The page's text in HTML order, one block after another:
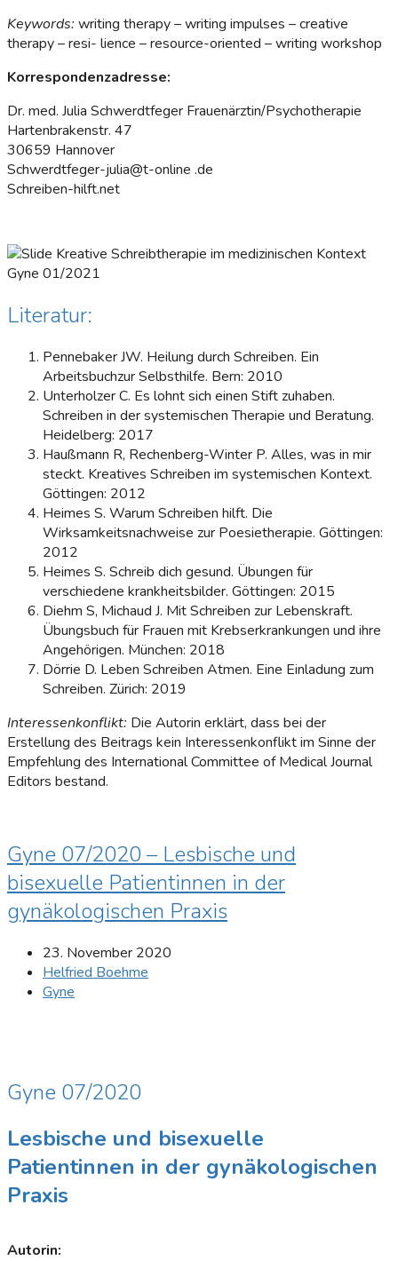
Keywords: writing therapy – writing impulses – creative
therapy – resi- lience – resource-oriented – writing workshop
Korrespondenzadresse:
Dr. med. Julia Schwerdtfeger Frauenärztin/Psychotherapie
Hartenbrakenstr. 47
30659 Hannover
Schwerdtfeger-julia@t-online .de
Schreiben-hilft.net
Kreative Schreibtherapie im medizinischen Kontext
Gyne 01/2021
Literatur:
Pennebaker JW. Heilung durch Schreiben. Ein
Arbeitsbuchzur Selbsthilfe. Bern: 2010
Unterholzer C. Es lohnt sich einen Stift zuhaben.
Schreiben in der systemischen Therapie und Beratung.
Heidelberg: 2017
Haußmann R, Rechenberg-Winter P. Alles, was in mir
steckt. Kreatives Schreiben im systemischen Kontext.
Göttingen: 2012
Heimes S. Warum Schreiben hilft. Die
Wirksamkeitsnachweise zur Poesietherapie. Göttingen:
2012
Heimes S. Schreib dich gesund. Übungen für
verschiedene krankheitsbilder. Göttingen: 2015
Diehm S, Michaud J. Mit Schreiben zur Lebenskraft.
Übungsbuch für Frauen mit Krebserkrankungen und ihre
Angehörigen. München: 2018
Dörrie D. Leben Schreiben Atmen. Eine Einladung zum
Schreiben. Zürich: 2019
Interessenkonflikt: Die Autorin erklärt, dass bei der
Erstellung des Beitrags kein Interessenkonflikt im Sinne der
Empfehlung des International Committee of Medical Journal
Editors bestand.
Gyne 07/2020 – Lesbische und
bisexuelle Patientinnen in der
gynäkologischen Praxis
23. November 2020
Helfried Boehme
Gyne
Gyne 07/2020
Lesbische und bisexuelle
Patientinnen in der gynäkologischen
Praxis
Autorin: